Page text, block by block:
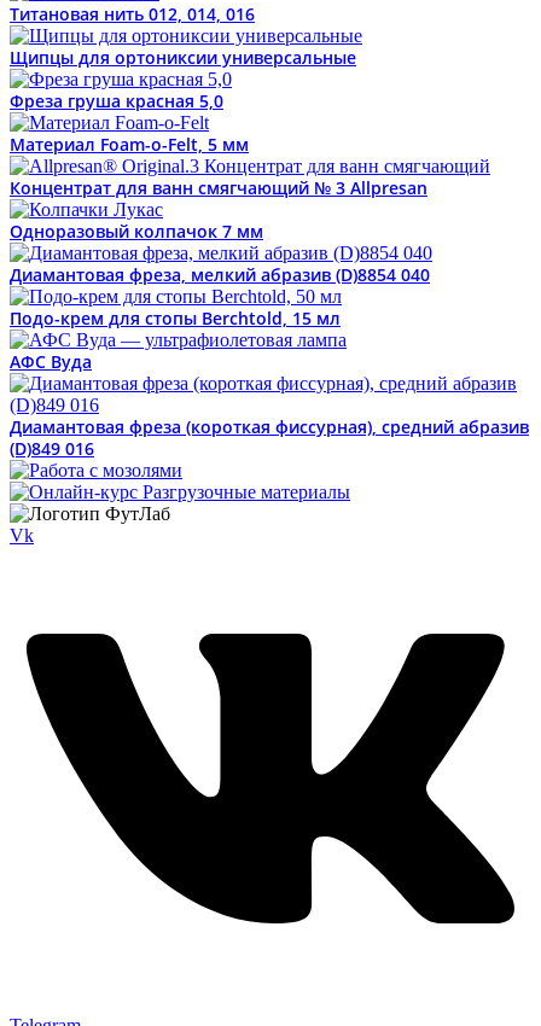
Титановая нить 012, 014, 016
Щипцы для ортониксии универсальные
Фреза груша красная 5,0
Материал Foam-o-Felt, 5 мм
Концентрат для ванн смягчающий № 3 Allpresan
Одноразовый колпачок 7 мм
Диамантовая фреза, мелкий абразив (D)8854 040
Подо-крем для стопы Berchtold, 15 мл
АФС Вуда
Диамантовая фреза (короткая фиссурная), средний абразив
(D)849 016
Vk